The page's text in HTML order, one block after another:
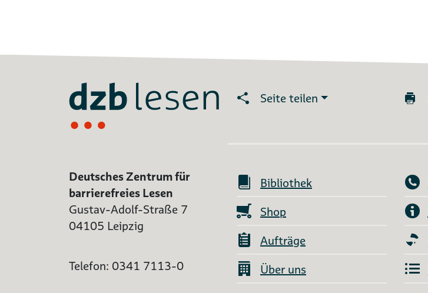
Seite teilen
Deutsches Zentrum für
barrierefreies Lesen
Gustav-Adolf-Straße 7
04105 Leipzig
Telefon: 0341 7113-0
Bibliothek
Shop
Aufträge
Über uns